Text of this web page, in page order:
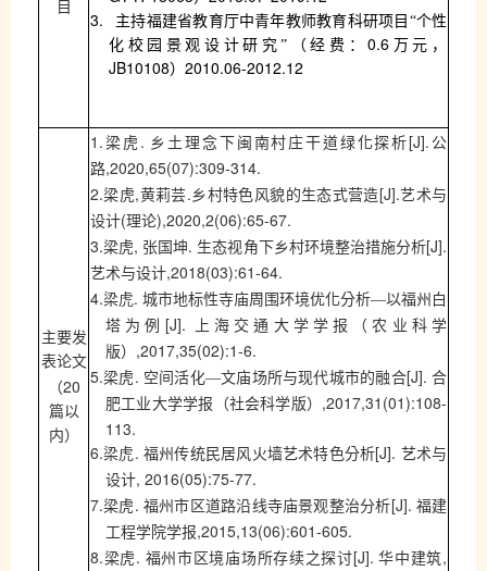
目
3.
主持福建省教育厅中青年教师教育科研项目“个性
化校园景观设计研究”（经费：0.6 万元，
JB10108） 2010.06-2012.12
主要发
表论文
（20
篇以
内）
1. 梁虎 . 乡土理念下闽南村庄干道绿化探析 [J]. 公
路,2020,65(07):309-314.
2.梁虎,黄莉芸. 乡村特色风貌的生态式营造[J].艺术与
设计(理论),2020,2(06):65-67.
3.梁虎, 张国坤. 生态视角下乡村环境整治措施分析[J].
艺术与设计,2018(03):61-64.
4.梁虎. 城市地标性寺庙周围环境优化分析—以福州白
塔为例 [J].
上海交通大学学报（农业科学
版） ,2017,35(02):1-6.
5.梁虎 . 空间活化—文庙场所与现代城市的融合[J].合
肥工业大学学报（社会科学版） ,2017,31(01):108-
113.
6.梁虎. 福州传统民居风火墙艺术特色分析[J]. 艺术与
设计, 2016(05):75-77.
7.梁虎 . 福州市区道路沿线寺庙景观整治分析[J]. 福建
工程学院学报,2015,13(06):601-605.
8.梁虎 . 福州市区境庙场所存续之探讨[J].华中建筑,